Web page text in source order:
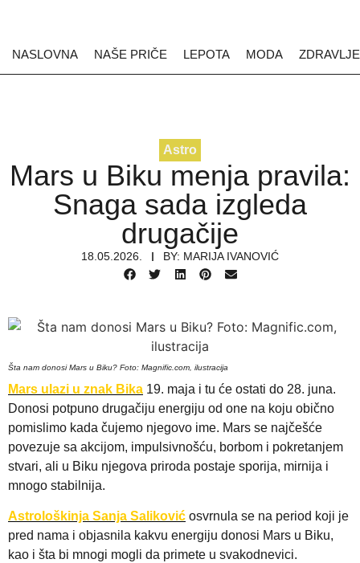
NASLOVNA NAŠE PRIČE LEPOTA MODA ZDRAVLJE
Astro
Mars u Biku menja pravila:
Snaga sada izgleda
drugačije
18.05.2026. BY: MARIJA IVANOVIĆ
Šta nam donosi Mars u Biku? Foto: Magnific.com, ilustracija
Mars ulazi u znak Bika 19. maja i tu će ostati do 28. juna.
Donosi potpuno drugačiju energiju od one na koju obično
pomislimo kada čujemo njegovo ime. Mars se najčešće
povezuje sa akcijom, impulsivnošću, borbom i pokretanjem
stvari, ali u Biku njegova priroda postaje sporija, mirnija i
mnogo stabilnija.
Astrološkinja Sanja Saliković osvrnula se na period koji je
pred nama i objasnila kakvu energiju donosi Mars u Biku,
kao i šta bi mnogi mogli da primete u svakodnevici.